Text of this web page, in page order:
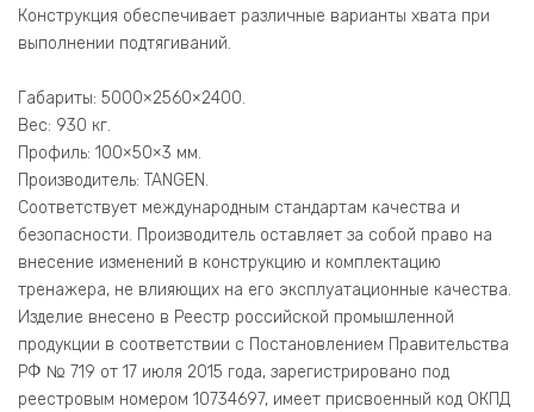
Конструкция обеспечивает различные варианты хвата при
выполнении подтягиваний.
Габариты: 5000×2560×2400.
Вес: 930 кг.
Профиль: 100×50×3 мм.
Производитель: TANGEN.
Соответствует международным стандартам качества и
безопасности. Производитель оставляет за собой право на
внесение изменений в конструкцию и комплектацию
тренажера, не влияющих на его эксплуатационные качества.
Изделие внесено в Реестр российской промышленной
продукции в соответствии с Постановлением Правительства
РФ № 719 от 17 июля 2015 года, зарегистрировано под
реестровым номером 10734697, имеет присвоенный код ОКПД